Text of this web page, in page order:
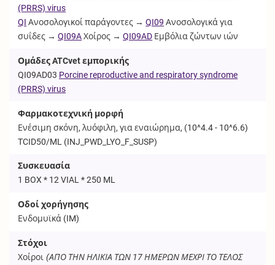
(PRRS) virus
QI Ανοσολογικοί παράγοντες →QI09 Ανοσολογικά για
συΐδες →QI09AΧοίρος →QI09AD Εμβόλια ζώντων ιών
Ομάδες ATCvet εμπορικής
QI09AD03 Porcine reproductive and respiratory syndrome
(PRRS) virus
Φαρμακοτεχνική μορφή
Ενέσιμη σκόνη, λυόφιλη, για εναιώρημα, (10^4.4 - 10^6.6)
TCID50/ML (INJ_PWD_LYO_F_SUSP)
Συσκευασία
1 BOX * 12 VIAL * 250 ML
Οδοί χορήγησης
Ενδομυϊκά (IM)
Στόχοι
Χοίροι (ΑΠΟ ΤΗΝ ΗΛΙΚΙΑ ΤΩΝ 17 ΗΜΕΡΩΝ ΜΕΧΡΙ ΤΟ ΤΕΛΟΣ